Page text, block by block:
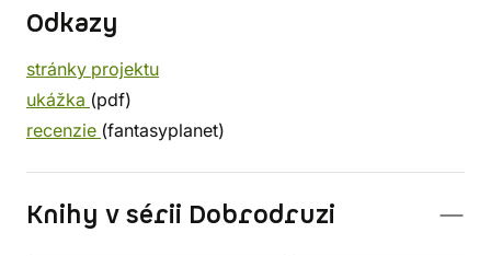
Odkazy
stránky projektu
ukážka (pdf)
recenzie (fantasyplanet)
Knihy v sérii Dobrodruzi